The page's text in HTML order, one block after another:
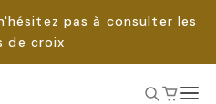
pas à consulter les
de croix